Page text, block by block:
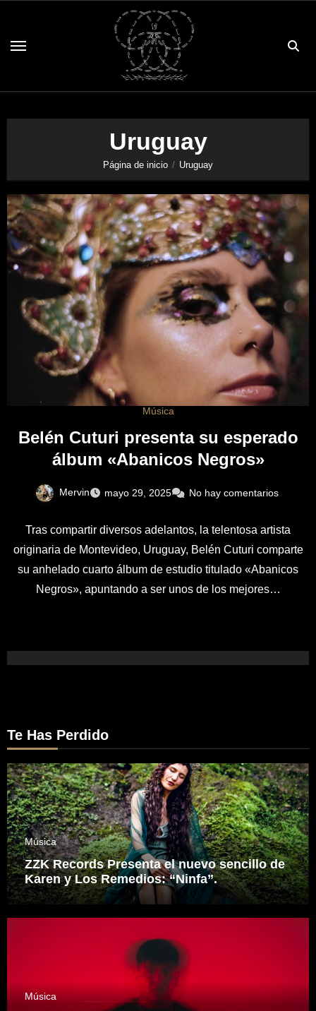
contenido
Uruguay
Página de inicio Uruguay
Música
Belén Cuturi presenta su esperado
álbum «Abanicos Negros»
Mervin mayo 29, 2025 No hay comentarios
Tras compartir diversos adelantos, la telentosa artista
originaria de Montevideo, Uruguay, Belén Cuturi comparte
su anhelado cuarto álbum de estudio titulado «Abanicos
Negros», apuntando a ser unos de los mejores…
Te Has Perdido
Música
ZZK Records Presenta el nuevo sencillo de
Karen y Los Remedios: “Ninfa”.
Música